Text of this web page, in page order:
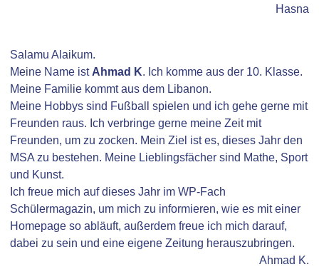
Hasna
Salamu Alaikum.
Meine Name ist Ahmad K. Ich komme aus der 10. Klasse.
Meine Familie kommt aus dem Libanon.
Meine Hobbys sind Fußball spielen und ich gehe gerne mit
Freunden raus. Ich verbringe gerne meine Zeit mit
Freunden, um zu zocken. Mein Ziel ist es, dieses Jahr den
MSA zu bestehen. Meine Lieblingsfächer sind Mathe, Sport
und Kunst.
Ich freue mich auf dieses Jahr im WP-Fach
Schülermagazin, um mich zu informieren, wie es mit einer
Homepage so abläuft, außerdem freue ich mich darauf,
dabei zu sein und eine eigene Zeitung herauszubringen.
Ahmad K.